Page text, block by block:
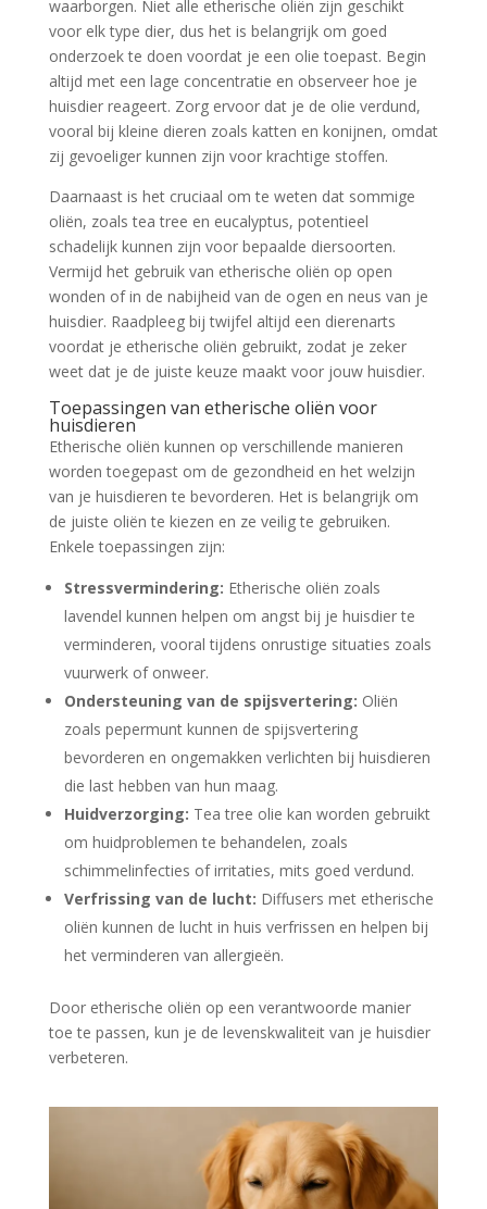
waarborgen. Niet alle etherische oliën zijn geschikt
voor elk type dier, dus het is belangrijk om goed
onderzoek te doen voordat je een olie toepast. Begin
altijd met een lage concentratie en observeer hoe je
huisdier reageert. Zorg ervoor dat je de olie verdund,
vooral bij kleine dieren zoals katten en konijnen, omdat
zij gevoeliger kunnen zijn voor krachtige stoffen.
Daarnaast is het cruciaal om te weten dat sommige
oliën, zoals tea tree en eucalyptus, potentieel
schadelijk kunnen zijn voor bepaalde diersoorten.
Vermijd het gebruik van etherische oliën op open
wonden of in de nabijheid van de ogen en neus van je
huisdier. Raadpleeg bij twijfel altijd een dierenarts
voordat je etherische oliën gebruikt, zodat je zeker
weet dat je de juiste keuze maakt voor jouw huisdier.
Toepassingen van etherische oliën voor
huisdieren
Etherische oliën kunnen op verschillende manieren
worden toegepast om de gezondheid en het welzijn
van je huisdieren te bevorderen. Het is belangrijk om
de juiste oliën te kiezen en ze veilig te gebruiken.
Enkele toepassingen zijn:
Stressvermindering: Etherische oliën zoals
lavendel kunnen helpen om angst bij je huisdier te
verminderen, vooral tijdens onrustige situaties zoals
vuurwerk of onweer.
Ondersteuning van de spijsvertering: Oliën
zoals pepermunt kunnen de spijsvertering
bevorderen en ongemakken verlichten bij huisdieren
die last hebben van hun maag.
Huidverzorging: Tea tree olie kan worden gebruikt
om huidproblemen te behandelen, zoals
schimmelinfecties of irritaties, mits goed verdund.
Verfrissing van de lucht: Diffusers met etherische
oliën kunnen de lucht in huis verfrissen en helpen bij
het verminderen van allergieën.
Door etherische oliën op een verantwoorde manier
toe te passen, kun je de levenskwaliteit van je huisdier
verbeteren.